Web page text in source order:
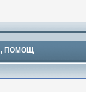
ПОМОЩ